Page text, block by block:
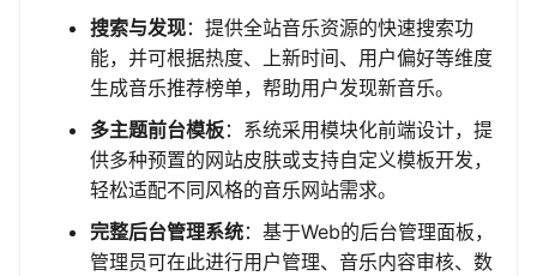
搜索与发现：提供全站音乐资源的快速搜索功
能，并可根据热度、上新时间、用户偏好等维度
生成音乐推荐榜单，帮助用户发现新音乐。
多主题前台模板：系统采用模块化前端设计，提
供多种预置的网站皮肤或支持自定义模板开发，
轻松适配不同风格的音乐网站需求。
完整后台管理系统：基于Web的后台管理面板，
管理员可在此进行用户管理、音乐内容审核、数